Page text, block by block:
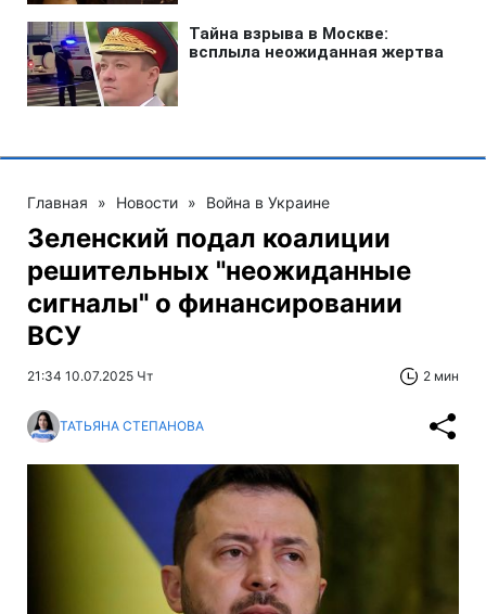
Главная » Новости » Война в Украине
Зеленский подал коалиции
решительных "неожиданные
сигналы" о финансировании
ВСУ
21:34 10.07.2025 Чт 2 мин
ТАТЬЯНА СТЕПАНОВА